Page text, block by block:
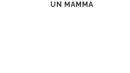
UN MAMMA